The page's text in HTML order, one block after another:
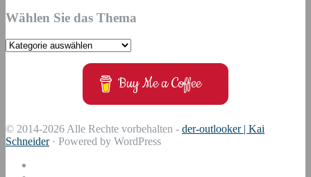
Wählen Sie das Thema
Wählen
Buy Me a Coffee
© 2014-2026 Alle Rechte vorbehalten - der-outlooker | Kai
Schneider· Powered by WordPress